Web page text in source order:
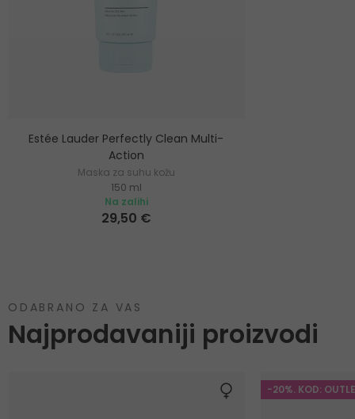
Estée Lauder Perfectly Clean Multi-
Action
Maska za suhu kožu
150 ml
Na zalihi
29,50 €
ODABRANO ZA VAS
Najprodavaniji proizvodi
-20%. KOD: